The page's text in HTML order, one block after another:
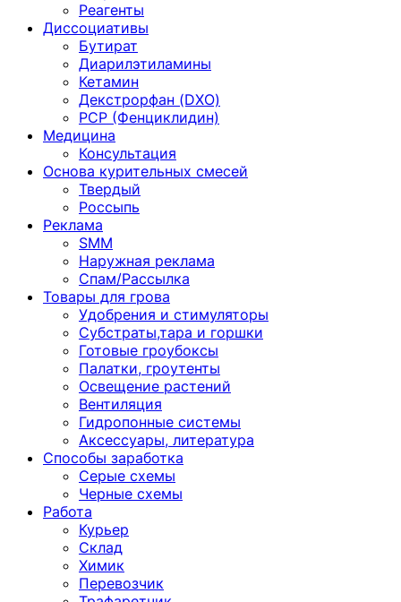
Реагенты
Диссоциативы
Бутират
Диарилэтиламины
Кетамин
Декстрорфан (DXO)
PCP (Фенциклидин)
Медицина
Консультация
Основа курительных смесей
Твердый
Россыпь
Реклама
SMM
Наружная реклама
Спам/Рассылка
Товары для грова
Удобрения и стимуляторы
Субстраты,тара и горшки
Готовые гроубоксы
Палатки, гроутенты
Освещение растений
Вентиляция
Гидропонные системы
Аксессуары, литература
Способы заработка
Серые схемы
Черные схемы
Работа
Курьер
Склад
Химик
Перевозчик